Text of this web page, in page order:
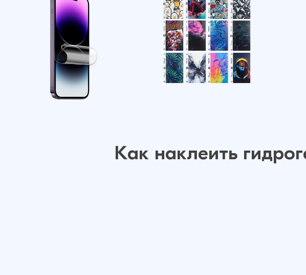
Как наклеить